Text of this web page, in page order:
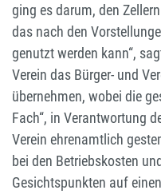
ging es darum, den
das nach den
genutzt werden kann“,
Verein das Bürger- und
übernehmen, wobei die
Fach“, in Verantwortung
Verein ehrenamtlich
bei den Betriebskosten
Gesichtspunkten auf